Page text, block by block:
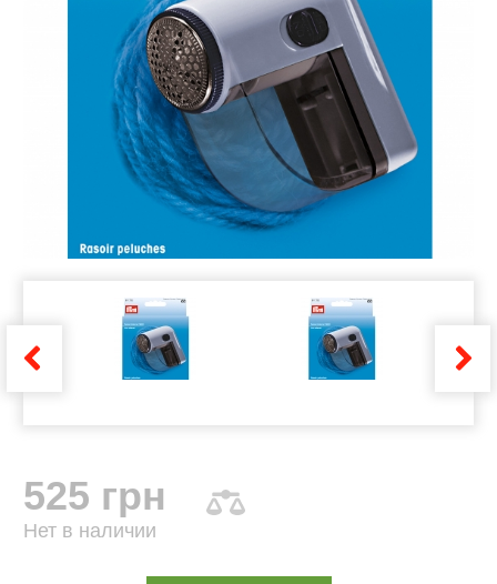
525 грн
Нет в наличии